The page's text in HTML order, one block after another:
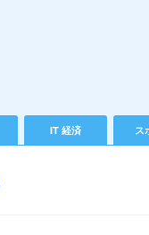
IT 経済 ス